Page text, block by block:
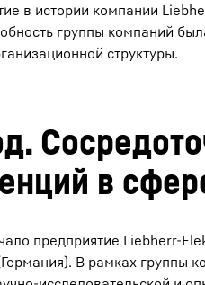
в истории компании
группы компаний
структуры.
в
предприятие Liebherr-
В рамках группы